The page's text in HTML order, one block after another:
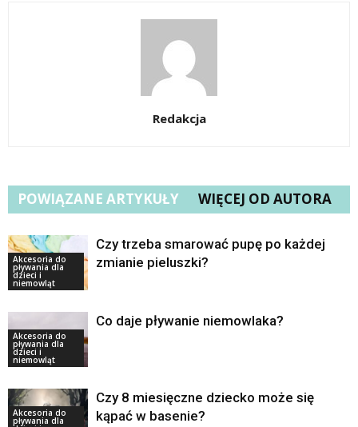
Redakcja
POWIĄZANE ARTYKUŁY WIĘCEJ OD AUTORA
Akcesoria do
pływania dla
dzieci i
niemowląt
Czy trzeba smarować pupę po każdej
zmianie pieluszki?
Akcesoria do
pływania dla
dzieci i
niemowląt
Co daje pływanie niemowlaka?
Akcesoria do
pływania dla
Czy 8 miesięczne dziecko może się
kąpać w basenie?